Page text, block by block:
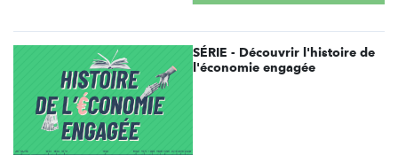
SÉRIE - Découvrir l'histoire de
l'économie engagée